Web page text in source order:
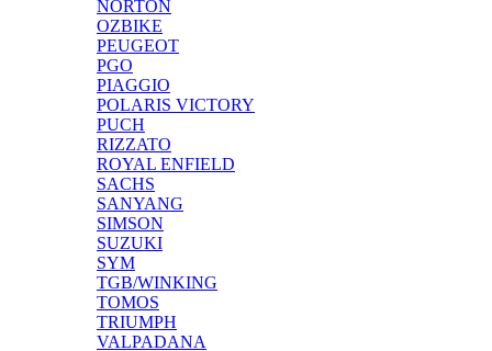
NORTON
OZBIKE
PEUGEOT
PGO
PIAGGIO
POLARIS VICTORY
PUCH
RIZZATO
ROYAL ENFIELD
SACHS
SANYANG
SIMSON
SUZUKI
SYM
TGB/WINKING
TOMOS
TRIUMPH
VALPADANA